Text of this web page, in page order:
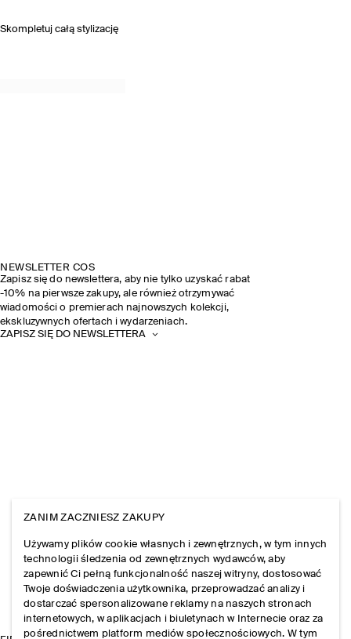
Skompletuj całą stylizację
NEWSLETTER COS
Zapisz się do newslettera, aby nie tylko uzyskać rabat
-10% na pierwsze zakupy, ale również otrzymywać
wiadomości o premierach najnowszych kolekcji,
ekskluzywnych ofertach i wydarzeniach.
ZAPISZ SIĘ DO NEWSLETTERA
ZANIM ZACZNIESZ ZAKUPY
Używamy plików cookie własnych i zewnętrznych, w tym innych
technologii śledzenia od zewnętrznych wydawców, aby
zapewnić Ci pełną funkcjonalność naszej witryny, dostosować
Twoje doświadczenia użytkownika, przeprowadzać analizy i
dostarczać spersonalizowane reklamy na naszych stronach
internetowych, w aplikacjach i biuletynach w Internecie oraz za
pośrednictwem platform mediów społecznościowych. W tym